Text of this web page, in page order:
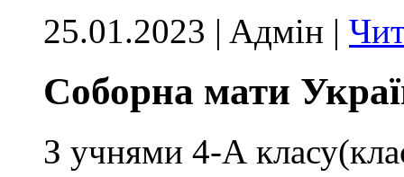
25.01.2023 | Aдмін |
Соборна мати
З учнями 4-А